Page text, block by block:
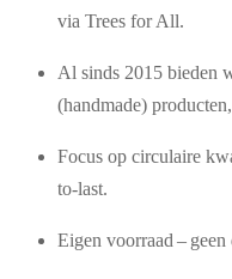
via Trees for All.
Al sinds 2015 bieden
(handmade)
Focus op circulaire
to-last.
Eigen voorraad –